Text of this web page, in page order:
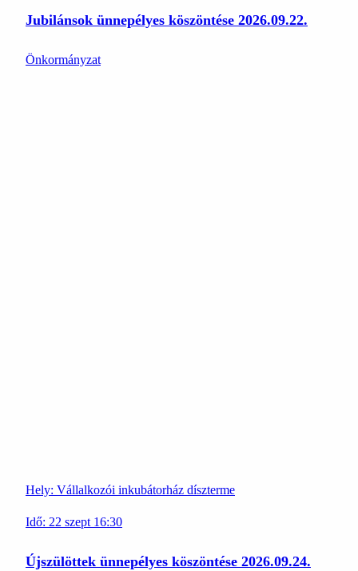
Jubilánsok ünnepélyes köszöntése 2026.09.22.
Önkormányzat
Hely: Vállalkozói inkubátorház díszterme
Idő: 22 szept 16:30
Újszülöttek ünnepélyes köszöntése 2026.09.24.